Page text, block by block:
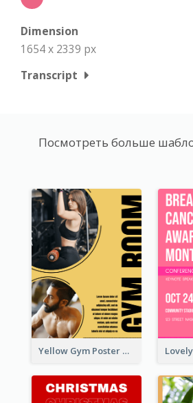
Dimension
1654 x 2339 px
Transcript
Посмотреть больше
Yellow Gym Poster With Photos